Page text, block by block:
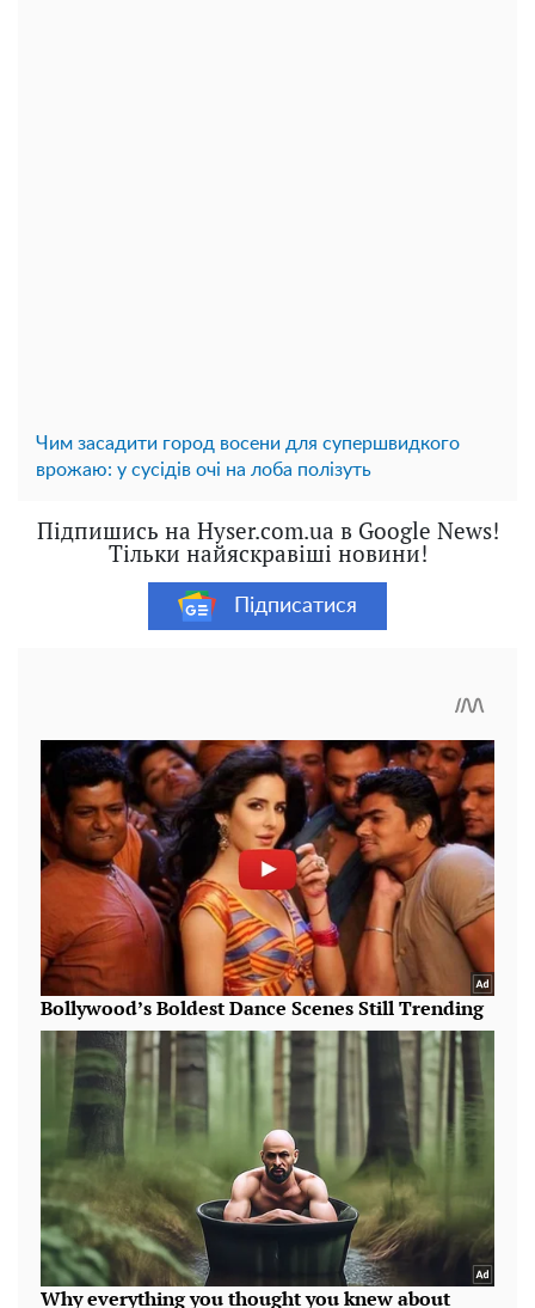
Чим засадити город восени для супершвидкого
врожаю: у сусідів очі на лоба полізуть
Підпишись на Hyser.com.ua в Google News!
Тільки найяскравіші новини!
Підписатися